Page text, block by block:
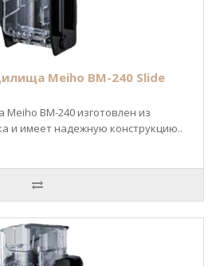
Meiho BM-240 Slide
BM-240 изготовлен из
и имеет надежную конструкцию..